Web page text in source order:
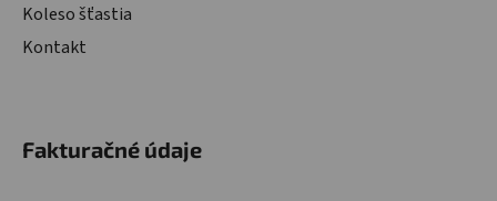
Koleso šťastia
Kontakt
Fakturačné údaje